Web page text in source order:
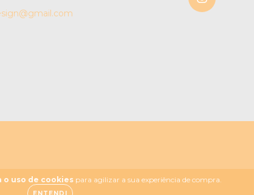
o uso de cookiespara agilizar a sua experiência de compra.